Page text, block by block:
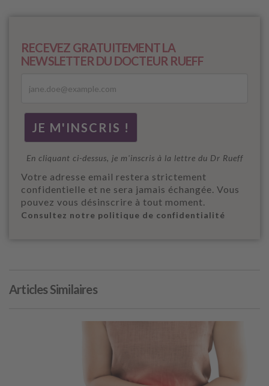
RECEVEZ GRATUITEMENT LA
NEWSLETTER DU DOCTEUR RUEFF
En cliquant ci-dessus, je m'inscris à la lettre du Dr Rueff
Votre adresse email restera strictement
confidentielle et ne sera jamais échangée. Vous
pouvez vous désinscrire à tout moment.
Consultez notre politique de confidentialité
Articles Similaires